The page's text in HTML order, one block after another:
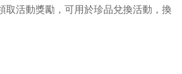
取活動獎勵，可用於珍品兌換活動，換